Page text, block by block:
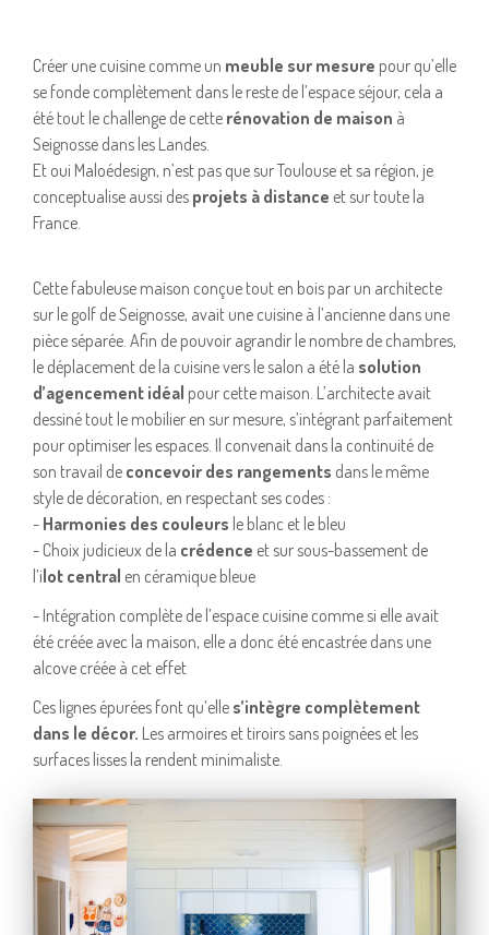
Créer une cuisine comme un meuble sur mesure pour qu’elle
se fonde complètement dans le reste de l’espace séjour, cela a
été tout le challenge de cette rénovation de maison à
Seignosse dans les Landes.
Et oui Maloédesign, n’est pas que sur Toulouse et sa région, je
conceptualise aussi des projets à distance et sur toute la
France.
Cette fabuleuse maison conçue tout en bois par un architecte
sur le golf de Seignosse, avait une cuisine à l’ancienne dans une
pièce séparée. Afin de pouvoir agrandir le nombre de chambres,
le déplacement de la cuisine vers le salon a été la solution
d’agencement idéal pour cette maison. L’architecte avait
dessiné tout le mobilier en sur mesure, s’intégrant parfaitement
pour optimiser les espaces. Il convenait dans la continuité de
son travail de concevoir des rangements dans le même
style de décoration, en respectant ses codes :
- Harmonies des couleurs le blanc et le bleu
- Choix judicieux de la crédence et sur sous-bassement de
l’ilot central en céramique bleue
- Intégration complète de l’espace cuisine comme si elle avait
été créée avec la maison, elle a donc été encastrée dans une
alcove créée à cet effet
Ces lignes épurées font qu’elle s’intègre complètement
dans le décor. Les armoires et tiroirs sans poignées et les
surfaces lisses la rendent minimaliste.